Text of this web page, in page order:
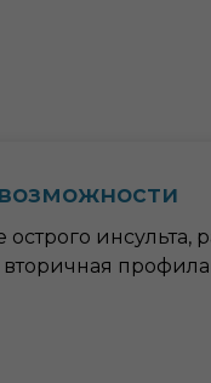
острого инсульта,